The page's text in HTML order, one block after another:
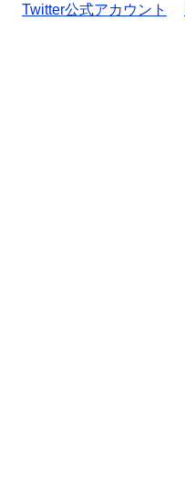
Twitter公式アカウント